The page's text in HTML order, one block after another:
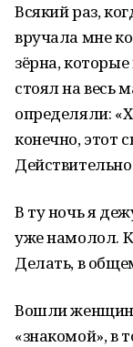
Всякий раз,
вручала мне
зёрна,
стоял на весь
определяли:
конечно, этот
В ту ночь я
уже намолол.
Делать, в
Вошли
«знакомой», в